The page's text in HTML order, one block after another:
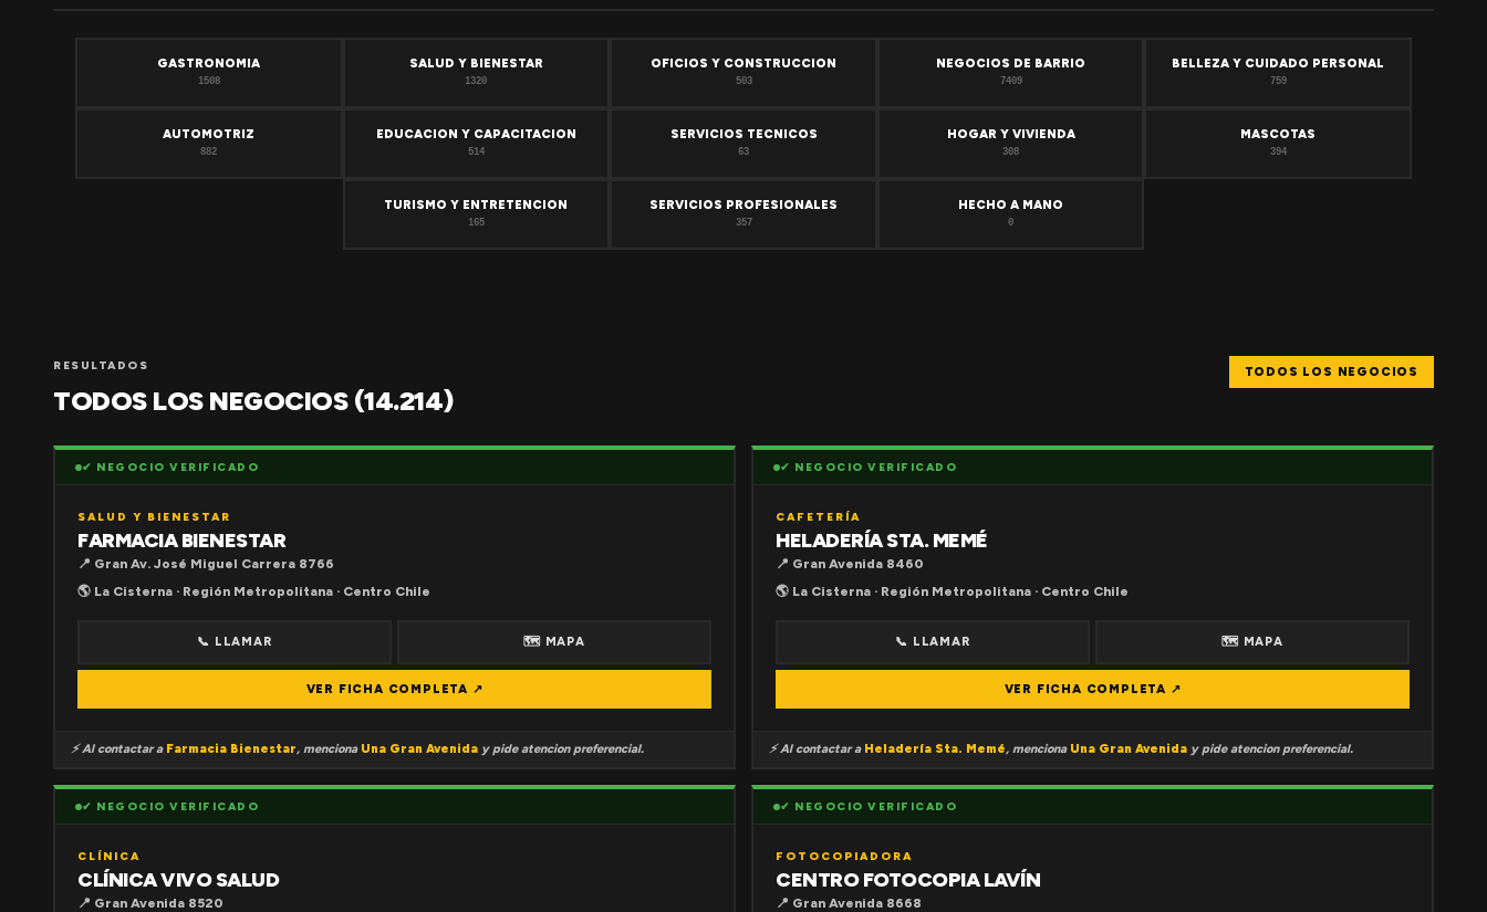
GASTRONOMIA
1508
SALUD Y BIENESTAR
1320
OFICIOS Y CONSTRUCCION
503
NEGOCIOS DE BARRIO
7409
BELLEZA Y CUIDADO PERSONAL
759
AUTOMOTRIZ
882
EDUCACION Y CAPACITACION
514
SERVICIOS TECNICOS
63
HOGAR Y VIVIENDA
308
MASCOTAS
394
TURISMO Y ENTRETENCION
165
SERVICIOS PROFESIONALES
357
HECHO A MANO
0
RESULTADOS
TODOS LOS NEGOCIOS (14.214)
TODOS LOS NEGOCIOS
✔ NEGOCIO VERIFICADO
SALUD Y BIENESTAR
FARMACIA BIENESTAR
📍 Gran Av. José Miguel Carrera 8766
🌎 La Cisterna · Región Metropolitana · Centro Chile
📞 LLAMAR 🗺 MAPA
VER FICHA COMPLETA ↗
⚡ Al contactar a Farmacia Bienestar, menciona Una Gran Avenida y pide atencion preferencial.
✔ NEGOCIO VERIFICADO
CAFETERÍA
HELADERÍA STA. MEMÉ
📍 Gran Avenida 8460
🌎 La Cisterna · Región Metropolitana · Centro Chile
📞 LLAMAR 🗺 MAPA
VER FICHA COMPLETA ↗
⚡ Al contactar a Heladería Sta. Memé, menciona Una Gran Avenida y pide atencion preferencial.
✔ NEGOCIO VERIFICADO
CLÍNICA
CLÍNICA VIVO SALUD
📍 Gran Avenida 8520
✔ NEGOCIO VERIFICADO
FOTOCOPIADORA
CENTRO FOTOCOPIA LAVÍN
📍 Gran Avenida 8668